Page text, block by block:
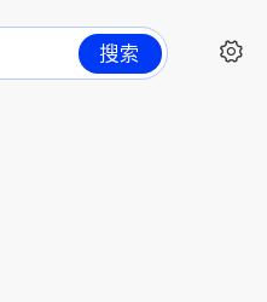
搜索